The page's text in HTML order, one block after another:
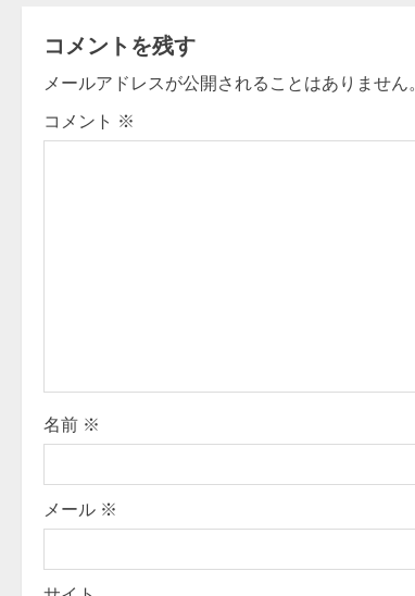
v
i
g
n
コメントを残す
メールアドレスが公開されることはありません。
コメント ※
名前 ※
メール ※